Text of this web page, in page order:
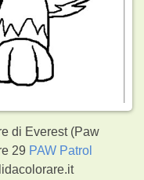
di Everest (Paw
29 PAW Patrol